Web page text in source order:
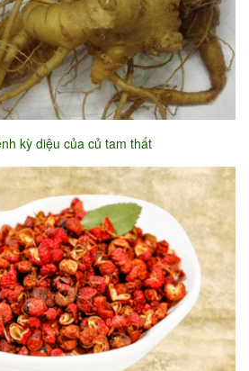
kỳ diệu của củ tam thất